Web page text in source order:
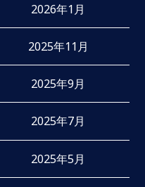
2026年1月
2025年11月
2025年9月
2025年7月
2025年5月